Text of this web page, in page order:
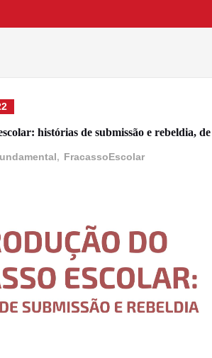
histórias de submissão e rebeldia,
, FracassoEscolar